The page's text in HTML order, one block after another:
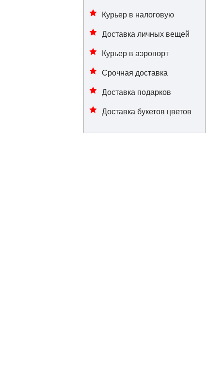
Курьер в налоговую
Доставка личных вещей
Курьер в аэропорт
Срочная доставка
Доставка подарков
Доставка букетов цветов